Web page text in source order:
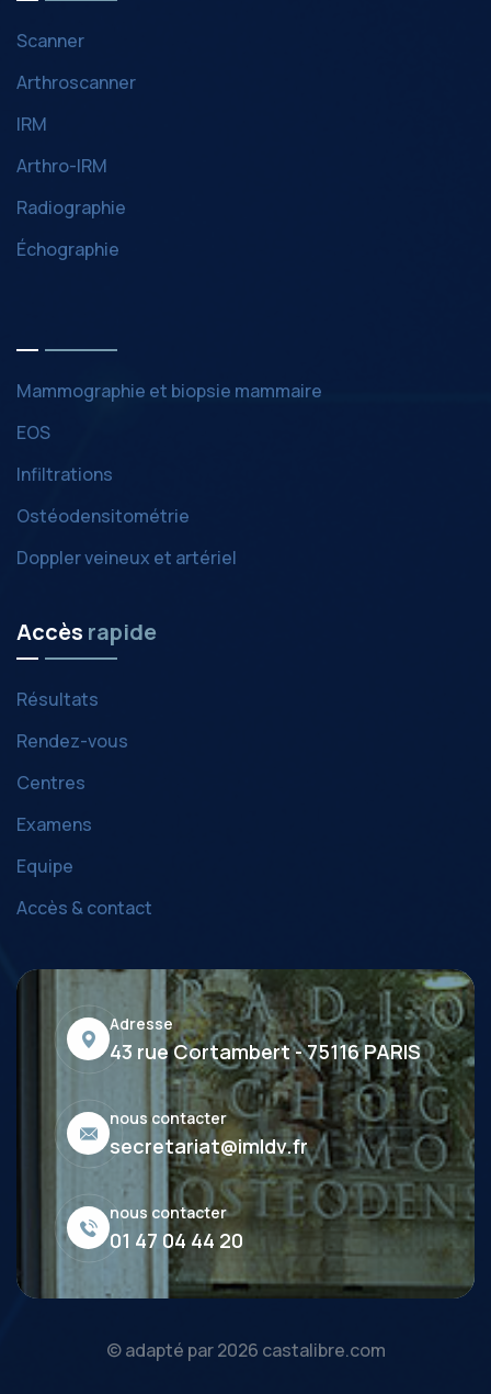
Scanner
Arthroscanner
IRM
Arthro-IRM
Radiographie
Échographie
Mammographie et biopsie mammaire
EOS
Infiltrations
Ostéodensitométrie
Doppler veineux et artériel
Accès rapide
Résultats
Rendez-vous
Centres
Examens
Equipe
Accès & contact
Adresse
43 rue Cortambert - 75116 PARIS
nous contacter
secretariat@imldv.fr
nous contacter
01 47 04 44 20
© adapté par2026 castalibre.com